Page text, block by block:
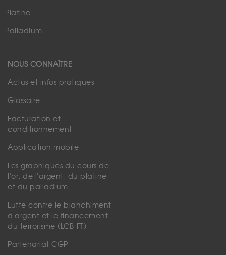
Platine
Palladium
NOUS CONNAÎTRE
Actus et infos pratiques
Glossaire
Facturation et
conditionnement
Application mobile
Les graphiques du cours de
l'or, de l'argent, du platine
et du palladium
Lutte contre le blanchiment
d'argent et le financement
du terrorisme (LCB-FT)
Partenariat CGP